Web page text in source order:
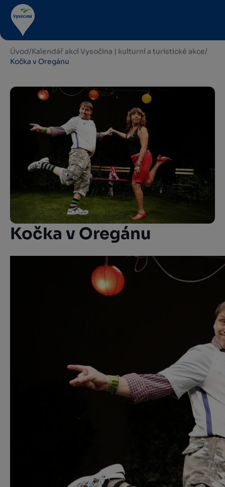
Úvod/Kalendář akcí Vysočina | kulturní a turistické akce/
Kočka v Oregánu
Kočka v Oregánu